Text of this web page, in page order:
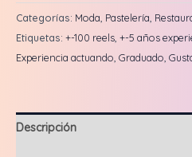
Reel
en
feed
historias
cantidad
Categorías: Moda, Pastelería,
Etiquetas: +-100 reels, +-5 años
Experiencia actuando, Graduado,
Descripción